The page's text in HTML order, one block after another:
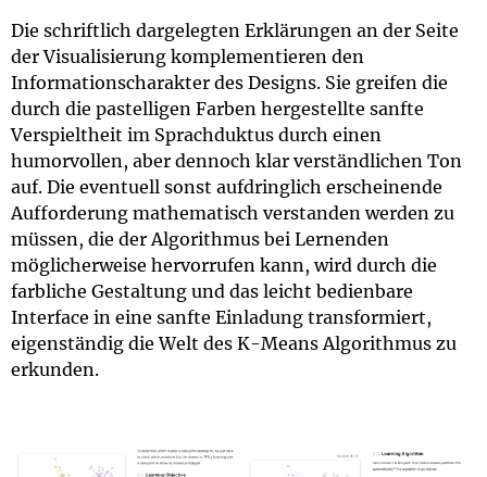
Die schriftlich dargelegten Erklärungen an der Seite
der Visualisierung komplementieren den
Informationscharakter des Designs. Sie greifen die
durch die pastelligen Farben hergestellte sanfte
Verspieltheit im Sprachduktus durch einen
humorvollen, aber dennoch klar verständlichen Ton
auf. Die eventuell sonst aufdringlich erscheinende
Aufforderung mathematisch verstanden werden zu
müssen, die der Algorithmus bei Lernenden
möglicherweise hervorrufen kann, wird durch die
farbliche Gestaltung und das leicht bedienbare
Interface in eine sanfte Einladung transformiert,
eigenständig die Welt des K-Means Algorithmus zu
erkunden.